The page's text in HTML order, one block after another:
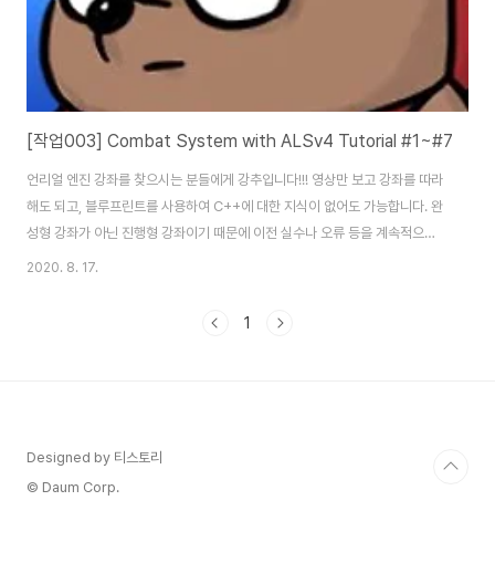
[작업003] Combat System with ALSv4 Tutorial #1~#7
언리얼 엔진 강좌를 찾으시는 분들에게 강추입니다!!! 영상만 보고 강좌를 따라
해도 되고, 블루프린트를 사용하여 C++에 대한 지식이 없어도 가능합니다. 완
성형 강좌가 아닌 진행형 강좌이기 때문에 이전 실수나 오류 등을 계속적으로
수정하므로 같은 기능을 이렇게도 저렇게도 반복적으로 구현할 수 있다는 점
2020. 8. 17.
1
Designed by 티스토리
© Daum Corp.